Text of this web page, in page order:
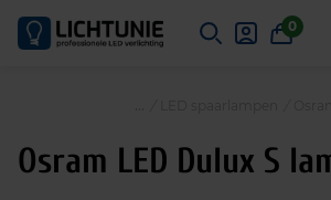
0
Osram LED Dulux S